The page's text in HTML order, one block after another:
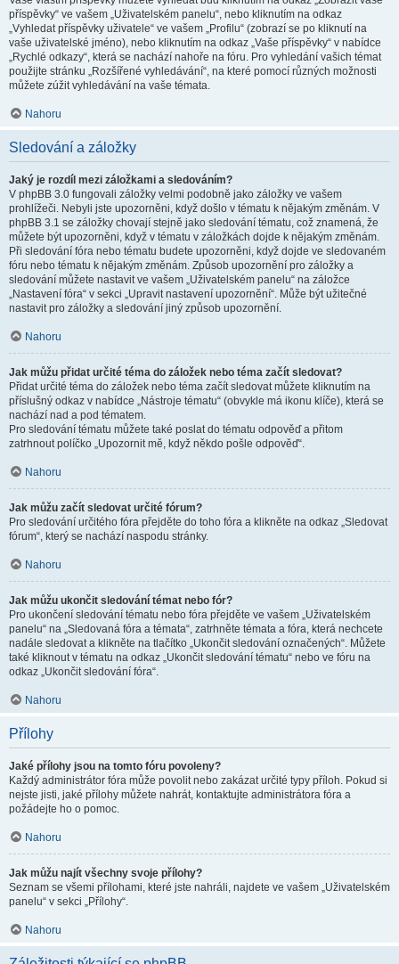
příspěvky“ ve vašem „Uživatelském panelu“, nebo kliknutím na odkaz
„Vyhledat příspěvky uživatele“ ve vašem „Profilu“ (zobrazí se po kliknutí na
vaše uživatelské jméno), nebo kliknutím na odkaz „Vaše příspěvky“ v nabídce
„Rychlé odkazy“, která se nachází nahoře na fóru. Pro vyhledání vašich témat
použijte stránku „Rozšířené vyhledávání“, na které pomocí různých možnosti
můžete zúžit vyhledávání na vaše témata.
Nahoru
Sledování a záložky
Jaký je rozdíl mezi záložkami a sledováním?
V phpBB 3.0 fungovali záložky velmi podobně jako záložky ve vašem
prohlížeči. Nebyli jste upozorněni, když došlo v tématu k nějakým změnám. V
phpBB 3.1 se záložky chovají stejně jako sledování tématu, což znamená, že
můžete být upozorněni, když v tématu v záložkách dojde k nějakým změnám.
Při sledování fóra nebo tématu budete upozorněni, když dojde ve sledovaném
fóru nebo tématu k nějakým změnám. Způsob upozornění pro záložky a
sledování můžete nastavit ve vašem „Uživatelském panelu“ na záložce
„Nastavení fóra“ v sekci „Upravit nastavení upozornění“. Může být užitečné
nastavit pro záložky a sledování jiný způsob upozornění.
Nahoru
Jak můžu přidat určité téma do záložek nebo téma začít sledovat?
Přidat určité téma do záložek nebo téma začít sledovat můžete kliknutím na
příslušný odkaz v nabídce „Nástroje tématu“ (obvykle má ikonu klíče), která se
nachází nad a pod tématem.
Pro sledování tématu můžete také poslat do tématu odpověď a přitom
zatrhnout políčko „Upozornit mě, když někdo pošle odpověď“.
Nahoru
Jak můžu začít sledovat určité fórum?
Pro sledování určitého fóra přejděte do toho fóra a klikněte na odkaz „Sledovat
fórum“, který se nachází naspodu stránky.
Nahoru
Jak můžu ukončit sledování témat nebo fór?
Pro ukončení sledování tématu nebo fóra přejděte ve vašem „Uživatelském
panelu“ na „Sledovaná fóra a témata“, zatrhněte témata a fóra, která nechcete
nadále sledovat a klikněte na tlačítko „Ukončit sledování označených“. Můžete
také kliknout v tématu na odkaz „Ukončit sledování tématu“ nebo ve fóru na
odkaz „Ukončit sledování fóra“.
Nahoru
Přílohy
Jaké přílohy jsou na tomto fóru povoleny?
Každý administrátor fóra může povolit nebo zakázat určité typy příloh. Pokud si
nejste jisti, jaké přílohy můžete nahrát, kontaktujte administrátora fóra a
požádejte ho o pomoc.
Nahoru
Jak můžu najít všechny svoje přílohy?
Seznam se všemi přílohami, které jste nahráli, najdete ve vašem „Uživatelském
panelu“ v sekci „Přílohy“.
Nahoru